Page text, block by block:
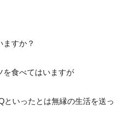
ますか？
を食べてはいますが
といったとは無縁の生活を送っ